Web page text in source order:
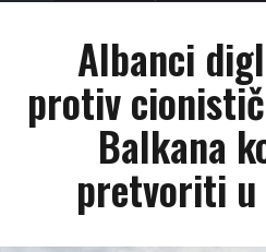
Albanci
protiv
Balkana
pretvoriti u